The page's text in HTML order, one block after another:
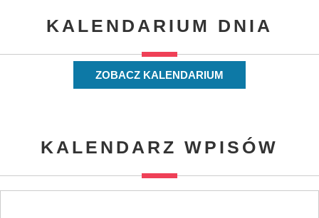
KALENDARIUM DNIA
ZOBACZ KALENDARIUM
KALENDARZ WPISÓW